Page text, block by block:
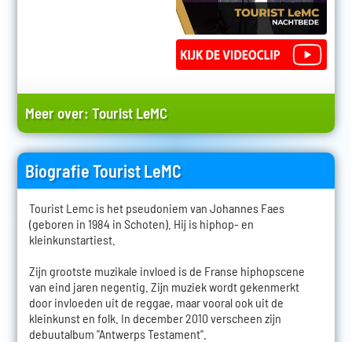
Meer over:Tourist LeMC
Biografie Tourist LeMC
Tourist Lemc is het pseudoniem van Johannes Faes
(geboren in 1984 in Schoten). Hij is hiphop- en
kleinkunstartiest.
Zijn grootste muzikale invloed is de Franse hiphopscene
van eind jaren negentig. Zijn muziek wordt gekenmerkt
door invloeden uit de reggae, maar vooral ook uit de
kleinkunst en folk. In december 2010 verscheen zijn
debuutalbum "Antwerps Testament".